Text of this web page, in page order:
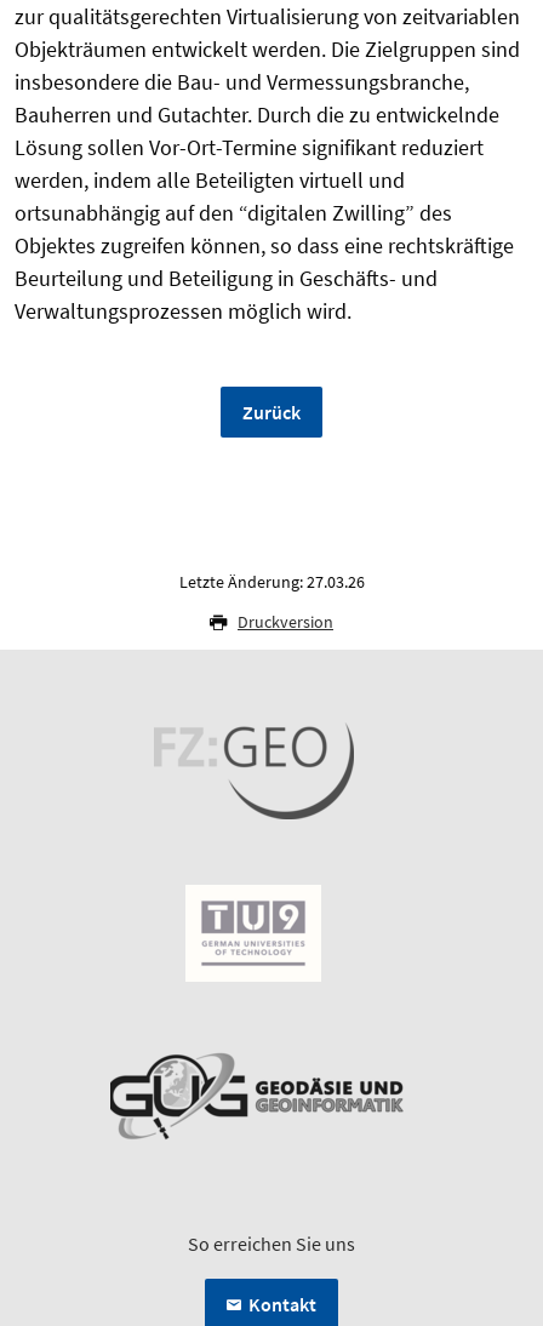
zur qualitätsgerechten Virtualisierung von zeitvariablen
Objekträumen entwickelt werden. Die Zielgruppen sind
insbesondere die Bau- und Vermessungsbranche,
Bauherren und Gutachter. Durch die zu entwickelnde
Lösung sollen Vor-Ort-Termine signifikant reduziert
werden, indem alle Beteiligten virtuell und
ortsunabhängig auf den “digitalen Zwilling” des
Objektes zugreifen können, so dass eine rechtskräftige
Beurteilung und Beteiligung in Geschäfts- und
Verwaltungsprozessen möglich wird.
Zurück
Letzte Änderung: 27.03.26
Druckversion
So erreichen Sie uns
Kontakt